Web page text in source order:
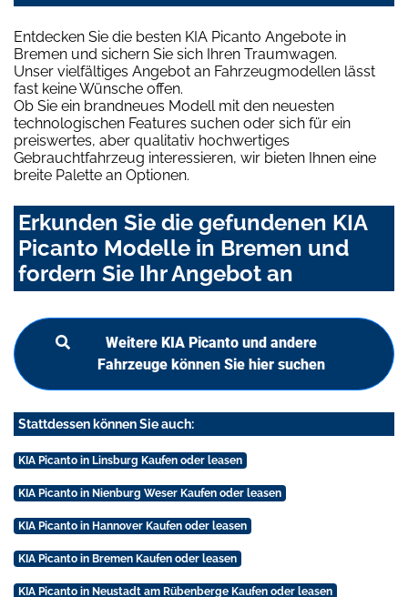
Entdecken Sie die besten KIA Picanto Angebote in
Bremen und sichern Sie sich Ihren Traumwagen.
Unser vielfältiges Angebot an Fahrzeugmodellen lässt
fast keine Wünsche offen.
Ob Sie ein brandneues Modell mit den neuesten
technologischen Features suchen oder sich für ein
preiswertes, aber qualitativ hochwertiges
Gebrauchtfahrzeug interessieren, wir bieten Ihnen eine
breite Palette an Optionen.
Erkunden Sie die gefundenen KIA
Picanto Modelle in Bremen und
fordern Sie Ihr Angebot an
Weitere KIA Picanto und andere
Fahrzeuge können Sie hier suchen
Stattdessen können Sie auch:
KIA Picanto in Linsburg Kaufen oder leasen
KIA Picanto in Nienburg Weser Kaufen oder leasen
KIA Picanto in Hannover Kaufen oder leasen
KIA Picanto in Bremen Kaufen oder leasen
KIA Picanto in Neustadt am Rübenberge Kaufen oder leasen